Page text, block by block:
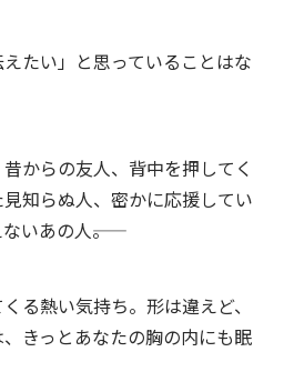
たい」と思っていることはな
からの友人、背中を押してく
知らぬ人、密かに応援してい
いあの人――。
る熱い気持ち。形は違えど、
きっとあなたの胸の内にも眠